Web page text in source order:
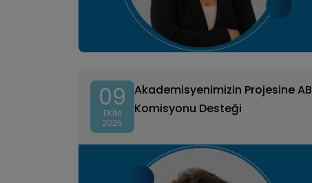
09
EKIM
2025
Akademisyenimizin Projesine AB
Komisyonu Desteği